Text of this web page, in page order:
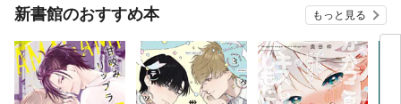
新書館のおすすめ本 もっと見る